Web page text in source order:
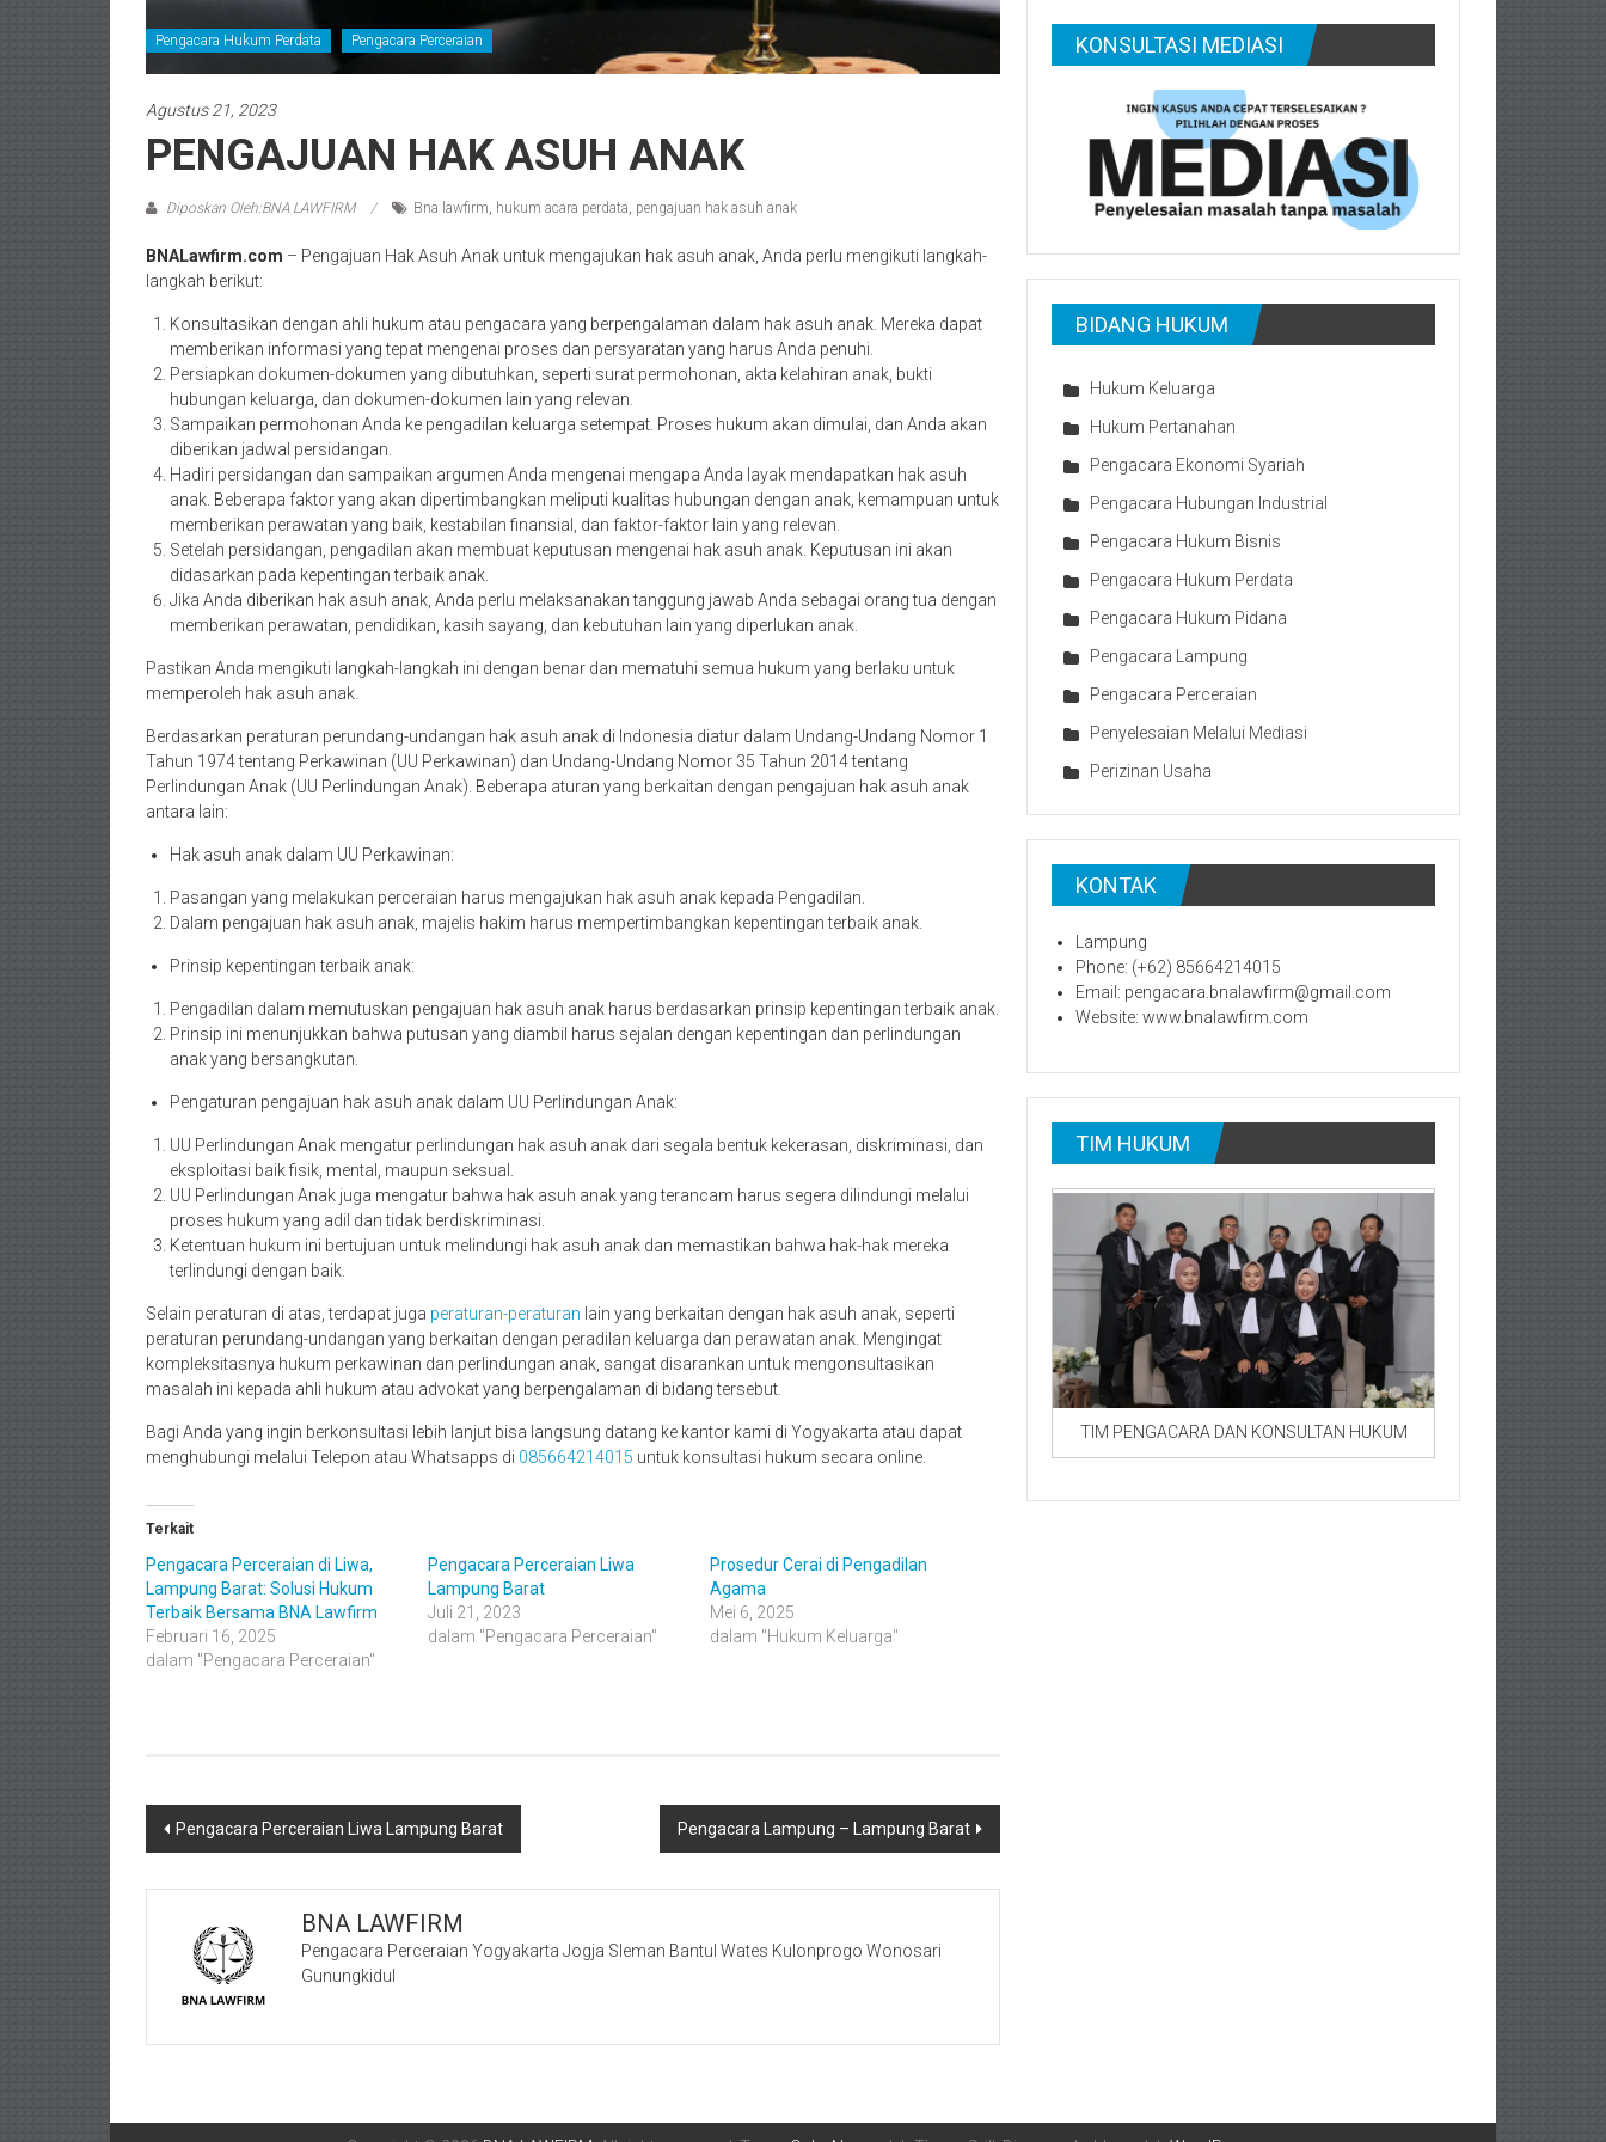
Pengacara Hukum Perdata Pengacara Perceraian
Agustus 21, 2023
PENGAJUAN HAK ASUH ANAK
Diposkan Oleh:BNA LAWFIRM Bna lawfirm, hukum acara perdata, pengajuan hak asuh anak
BNALawfirm.com – Pengajuan Hak Asuh Anak untuk mengajukan hak asuh anak, Anda perlu mengikuti langkah-
langkah berikut:
Konsultasikan dengan ahli hukum atau pengacara yang berpengalaman dalam hak asuh anak. Mereka dapat
memberikan informasi yang tepat mengenai proses dan persyaratan yang harus Anda penuhi.
Persiapkan dokumen-dokumen yang dibutuhkan, seperti surat permohonan, akta kelahiran anak, bukti
hubungan keluarga, dan dokumen-dokumen lain yang relevan.
Sampaikan permohonan Anda ke pengadilan keluarga setempat. Proses hukum akan dimulai, dan Anda akan
diberikan jadwal persidangan.
Hadiri persidangan dan sampaikan argumen Anda mengenai mengapa Anda layak mendapatkan hak asuh
anak. Beberapa faktor yang akan dipertimbangkan meliputi kualitas hubungan dengan anak, kemampuan untuk
memberikan perawatan yang baik, kestabilan finansial, dan faktor-faktor lain yang relevan.
Setelah persidangan, pengadilan akan membuat keputusan mengenai hak asuh anak. Keputusan ini akan
didasarkan pada kepentingan terbaik anak.
Jika Anda diberikan hak asuh anak, Anda perlu melaksanakan tanggung jawab Anda sebagai orang tua dengan
memberikan perawatan, pendidikan, kasih sayang, dan kebutuhan lain yang diperlukan anak.
Pastikan Anda mengikuti langkah-langkah ini dengan benar dan mematuhi semua hukum yang berlaku untuk
memperoleh hak asuh anak.
Berdasarkan peraturan perundang-undangan hak asuh anak di Indonesia diatur dalam Undang-Undang Nomor 1
Tahun 1974 tentang Perkawinan (UU Perkawinan) dan Undang-Undang Nomor 35 Tahun 2014 tentang
Perlindungan Anak (UU Perlindungan Anak). Beberapa aturan yang berkaitan dengan pengajuan hak asuh anak
antara lain:
Hak asuh anak dalam UU Perkawinan:
Pasangan yang melakukan perceraian harus mengajukan hak asuh anak kepada Pengadilan.
Dalam pengajuan hak asuh anak, majelis hakim harus mempertimbangkan kepentingan terbaik anak.
Prinsip kepentingan terbaik anak:
Pengadilan dalam memutuskan pengajuan hak asuh anak harus berdasarkan prinsip kepentingan terbaik anak.
Prinsip ini menunjukkan bahwa putusan yang diambil harus sejalan dengan kepentingan dan perlindungan
anak yang bersangkutan.
Pengaturan pengajuan hak asuh anak dalam UU Perlindungan Anak:
UU Perlindungan Anak mengatur perlindungan hak asuh anak dari segala bentuk kekerasan, diskriminasi, dan
eksploitasi baik fisik, mental, maupun seksual.
UU Perlindungan Anak juga mengatur bahwa hak asuh anak yang terancam harus segera dilindungi melalui
proses hukum yang adil dan tidak berdiskriminasi.
Ketentuan hukum ini bertujuan untuk melindungi hak asuh anak dan memastikan bahwa hak-hak mereka
terlindungi dengan baik.
Selain peraturan di atas, terdapat juga peraturan-peraturan lain yang berkaitan dengan hak asuh anak, seperti
peraturan perundang-undangan yang berkaitan dengan peradilan keluarga dan perawatan anak. Mengingat
kompleksitasnya hukum perkawinan dan perlindungan anak, sangat disarankan untuk mengonsultasikan
masalah ini kepada ahli hukum atau advokat yang berpengalaman di bidang tersebut.
Bagi Anda yang ingin berkonsultasi lebih lanjut bisa langsung datang ke kantor kami di Yogyakarta atau dapat
menghubungi melalui Telepon atau Whatsapps di 085664214015 untuk konsultasi hukum secara online.
Terkait
Pengacara Perceraian di Liwa,
Lampung Barat: Solusi Hukum
Terbaik Bersama BNA Lawfirm
Februari 16, 2025
dalam "Pengacara Perceraian"
Pengacara Perceraian Liwa
Lampung Barat
Juli 21, 2023
dalam "Pengacara Perceraian"
Prosedur Cerai di Pengadilan
Agama
Mei 6, 2025
dalam "Hukum Keluarga"
Navigasi
Pengacara Perceraian Liwa Lampung Barat Pengacara Lampung – Lampung Barat
BNA LAWFIRM
Pengacara Perceraian Yogyakarta Jogja Sleman Bantul Wates Kulonprogo Wonosari
Gunungkidul
KONSULTASI MEDIASI
BIDANG HUKUM
Hukum Keluarga
Hukum Pertanahan
Pengacara Ekonomi Syariah
Pengacara Hubungan Industrial
Pengacara Hukum Bisnis
Pengacara Hukum Perdata
Pengacara Hukum Pidana
Pengacara Lampung
Pengacara Perceraian
Penyelesaian Melalui Mediasi
Perizinan Usaha
KONTAK
Lampung
Phone: (+62) 85664214015
Email: pengacara.bnalawfirm@gmail.com
Website: www.bnalawfirm.com
TIM HUKUM
TIM PENGACARA DAN KONSULTAN HUKUM